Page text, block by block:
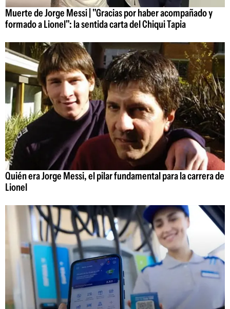
Muerte de Jorge Messi | "Gracias por haber acompañado y
formado a Lionel": la sentida carta del Chiqui Tapia
Quién era Jorge Messi, el pilar fundamental para la carrera de
Lionel